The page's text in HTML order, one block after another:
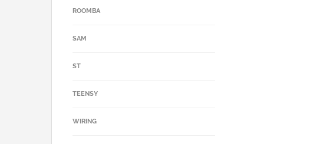
ROOMBA
SAM
ST
TEENSY
WIRING